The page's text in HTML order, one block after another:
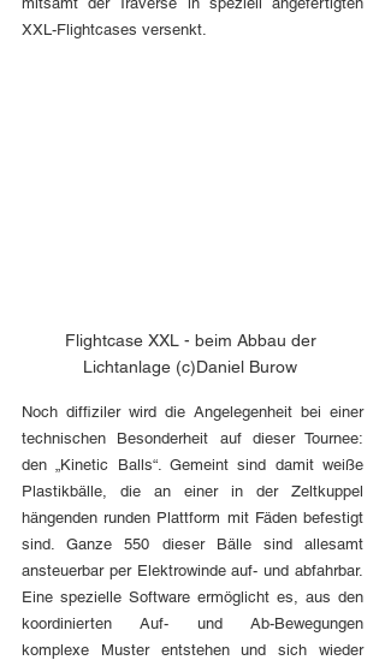
XXL-Flightcases versenkt.
Flightcase XXL - beim Abbau der
Lichtanlage (c)Daniel Burow
Noch diffiziler wird die Angelegenheit bei einer
technischen Besonderheit auf dieser Tournee:
den „Kinetic Balls“. Gemeint sind damit weiße
Plastikbälle, die an einer in der Zeltkuppel
hängenden runden Plattform mit Fäden befestigt
sind. Ganze 550 dieser Bälle sind allesamt
ansteuerbar per Elektrowinde auf- und abfahrbar.
Eine spezielle Software ermöglicht es, aus den
koordinierten Auf- und Ab-Bewegungen
komplexe Muster entstehen und sich wieder